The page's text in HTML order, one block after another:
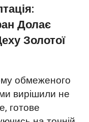
Долає
Золотої
обмеженого
вирішили не
готове